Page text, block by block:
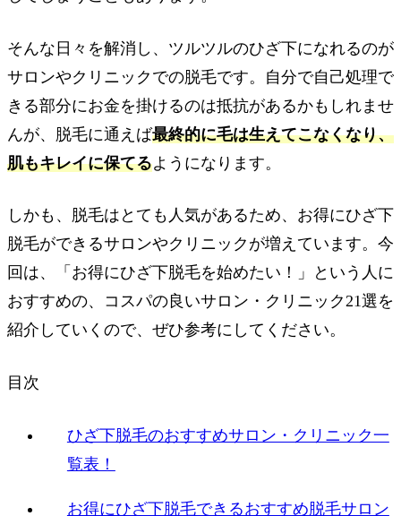
そんな日々を解消し、ツルツルのひざ下になれるのが
サロンやクリニックでの脱毛です。自分で自己処理で
きる部分にお金を掛けるのは抵抗があるかもしれませ
んが、脱毛に通えば最終的に毛は生えてこなくなり、
肌もキレイに保てるようになります。
しかも、脱毛はとても人気があるため、お得にひざ下
脱毛ができるサロンやクリニックが増えています。今
回は、「お得にひざ下脱毛を始めたい！」という人に
おすすめの、コスパの良いサロン・クリニック21選を
紹介していくので、ぜひ参考にしてください。
目次
ひざ下脱毛のおすすめサロン・クリニック一
覧表！
お得にひざ下脱毛できるおすすめ脱毛サロン